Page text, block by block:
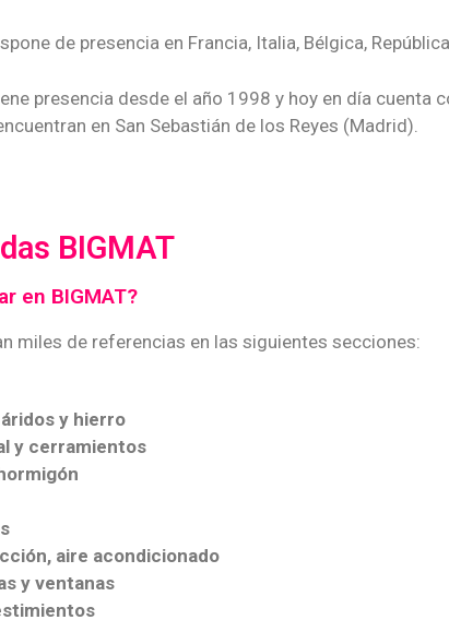
de presencia en Francia, Italia, Bélgica,
presencia desde el año 1998 y hoy en día cuenta
en San Sebastián de los Reyes (Madrid).
BIGMAT
en BIGMAT?
miles de referencias en las siguientes secciones:
y hierro
y cerramientos
aire acondicionado
y ventanas